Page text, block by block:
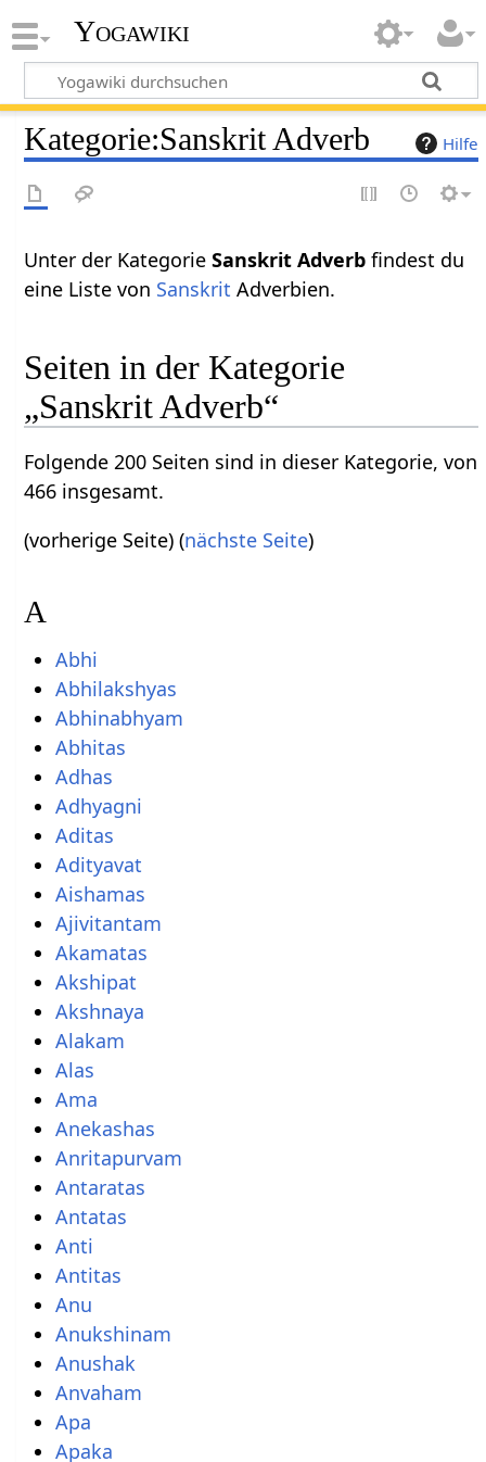
Yogawiki
Hilfe
Kategorie:Sanskrit Adverb
Unter der KategorieSanskrit Adverb findest du
eine Liste von Sanskrit Adverbien.
Seiten in der Kategorie
„Sanskrit Adverb“
Folgende 200 Seiten sind in dieser Kategorie, von
466 insgesamt.
(vorherige Seite) (nächste Seite)
A
Abhi
Abhilakshyas
Abhinabhyam
Abhitas
Adhas
Adhyagni
Aditas
Adityavat
Aishamas
Ajivitantam
Akamatas
Akshipat
Akshnaya
Alakam
Alas
Ama
Anekashas
Anritapurvam
Antaratas
Antatas
Anti
Antitas
Anu
Anukshinam
Anushak
Anvaham
Apa
Apaka